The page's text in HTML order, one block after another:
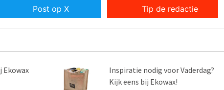
Post op X Tip de redactie
Ekowax
Inspiratie nodig voor Vaderdag?
Kijk eens bij Ekowax!